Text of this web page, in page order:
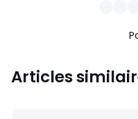
Articles